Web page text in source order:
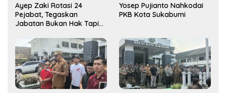
Ayep Zaki Rotasi 24
Pejabat, Tegaskan
Jabatan Bukan Hak Tapi
Yosep Pujianto Nahkodai
PKB Kota Sukabumi